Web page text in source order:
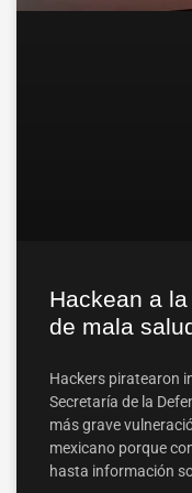
Hackean a
de mala
Hackers piratearon
Secretaría de la
más grave
mexicano porque
hasta información